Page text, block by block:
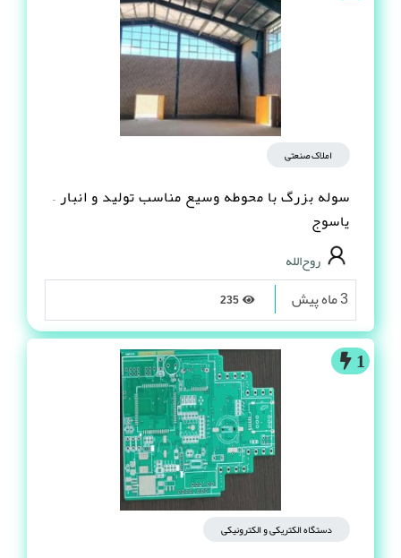
املاک صنعتی
سوله بزرگ با محوطه وسیع مناسب تولید و انبار –
یاسوج
روح‌الله
3 ماه پیش
1
دستگاه الکتریکی و الکترونیکی